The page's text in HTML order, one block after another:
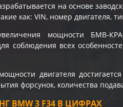
на основе
как: VIN, номер двигателя,
мощности БМВ-
соблюдения всех
двигателя
форсунок, количества
BMW 3 F34 В ЦИФРАХ